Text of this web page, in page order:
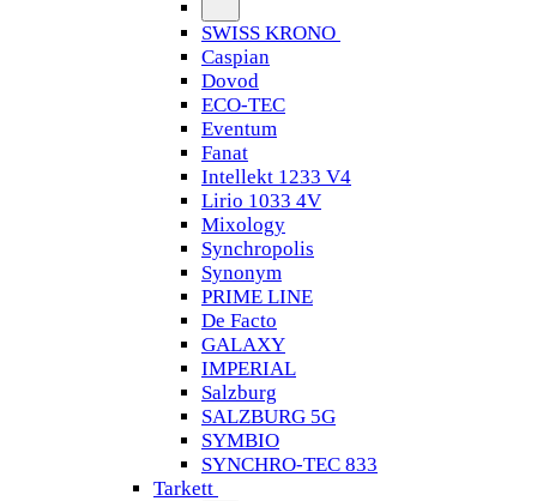
SWISS KRONO
Caspian
Dovod
ECO-TEC
Eventum
Fanat
Intellekt 1233 V4
Lirio 1033 4V
Mixology
Synchropolis
Synonym
PRIME LINE
De Facto
GALAXY
IMPERIAL
Salzburg
SALZBURG 5G
SYMBIO
SYNCHRO-TEC 833
Tarkett